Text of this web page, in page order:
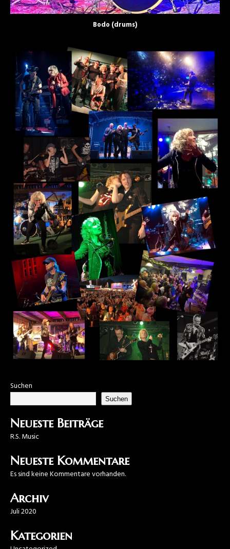
Bodo (drums)
Suchen
Suchen
Neueste Beiträge
R.S. Music
Neueste Kommentare
Es sind keine Kommentare vorhanden.
Archiv
Juli 2020
Kategorien